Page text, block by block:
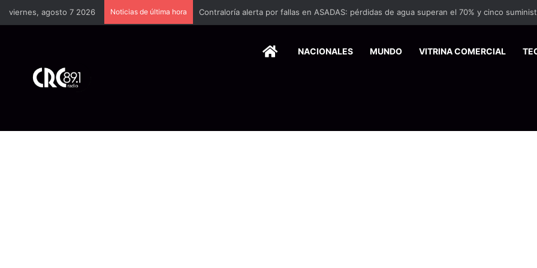
viernes, agosto 7 2026 Noticias de última hora
HOMENACIONALES MUNDO VITRINA COMERCIAL